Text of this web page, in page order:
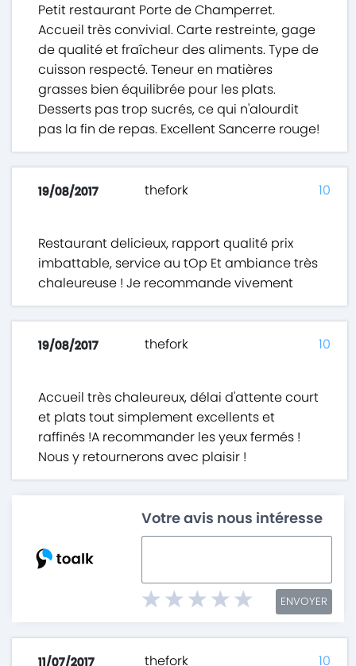
Petit restaurant Porte de Champerret.
Accueil très convivial. Carte restreinte, gage
de qualité et fraîcheur des aliments. Type de
cuisson respecté. Teneur en matières
grasses bien équilibrée pour les plats.
Desserts pas trop sucrés, ce qui n'alourdit
pas la fin de repas. Excellent Sancerre rouge!
19/08/2017 thefork
Restaurant delicieux, rapport qualité prix
imbattable, service au tOp Et ambiance très
chaleureuse ! Je recommande vivement
10
19/08/2017 thefork
Accueil très chaleureux, délai d'attente court
et plats tout simplement excellents et
raffinés !A recommander les yeux fermés !
Nous y retournerons avec plaisir !
10
Votre avis nous intéresse
ENVOYER
11/07/2017 thefork 10